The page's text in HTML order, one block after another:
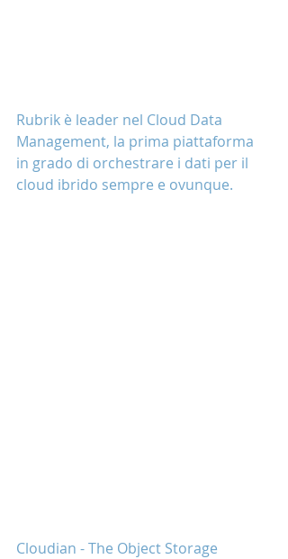
Rubrik è leader nel Cloud Data
Management, la prima piattaforma
in grado di orchestrare i dati per il
cloud ibrido sempre e ovunque.
Cloudian - The Object Storage